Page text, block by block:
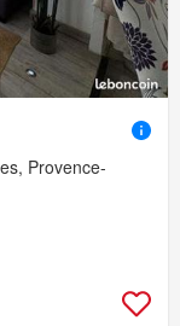
Provence-